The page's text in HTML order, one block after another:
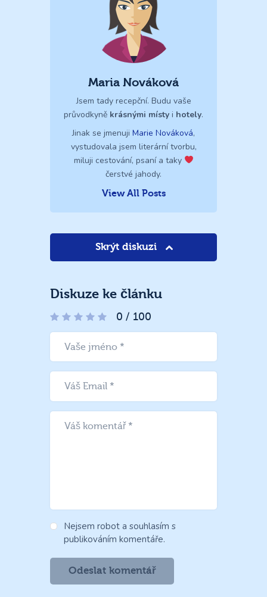
Maria Nováková
Jsem tady recepční. Budu vaše
průvodkyně krásnými místy i hotely.
Jinak se jmenuji Marie Nováková,
vystudovala jsem literární tvorbu,
miluji cestování, psaní a taky
čerstvé jahody.
View All Posts
Skrýt diskuzi
Diskuze ke článku
0 / 100
Nejsem robot a souhlasím s
publikováním komentáře.